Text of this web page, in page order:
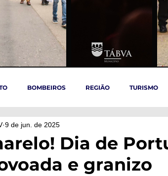
BOMBEIROS REGIÃO TURISMO
TÁBUA ARGANIL
19 ARTIGOS Politica POLITICA
Dia de
e granizo
9 de jun. de 2025